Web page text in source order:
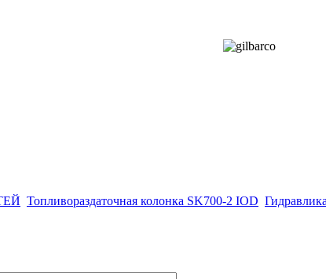
Топливораздаточная колонка SK700-2 IOD Гидравлика